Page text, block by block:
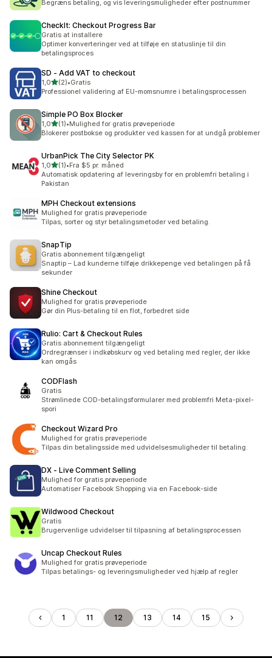
Begræns betaling, og vis leveringsmuligheder efter postnummer
CheckIt: Checkout Progress Bar
Gratis at installere
Optimer konverteringer ved at tilføje en statuslinje til din
betalingsproces
SD ‑ Add VAT to checkout
1,0ud af 5 stjerner
(2)
2 anmeldelser i alt
•Gratis
Professionel validering af EU-momsnumre i betalingsprocessen
Simple PO Box Blocker
1,0ud af 5 stjerner
(1)
1 anmeldelser i alt
•Mulighed for gratis prøveperiode
Blokerer postbokse og produkter ved kassen for at undgå problemer
UrbanPick The City Selector PK
1,0ud af 5 stjerner
(1)
1 anmeldelser i alt
•Fra $5 pr. måned
Automatisk opdatering af leveringsby for en problemfri betaling i
Pakistan
MPH Checkout extensions
Mulighed for gratis prøveperiode
Tilpas, sorter og styr betalingsmetoder ved betaling.
SnapTip
Gratis abonnement tilgængeligt
Snaptip – Lad kunderne tilføje drikkepenge ved betalingen på få
sekunder
Shine Checkout
Mulighed for gratis prøveperiode
Gør din Plus-betaling til en flot, forbedret side
Rulio: Cart & Checkout Rules
Gratis abonnement tilgængeligt
Ordregrænser i indkøbskurv og ved betaling med regler, der ikke
kan omgås
CODFlash
Gratis
Strømlinede COD-betalingsformularer med problemfri Meta-pixel-
spori
Checkout Wizard Pro
Mulighed for gratis prøveperiode
Tilpas din betalingsside med udvidelsesmuligheder til betaling.
DX ‑ Live Comment Selling
Mulighed for gratis prøveperiode
Automatiser Facebook Shopping via en Facebook-side
Wildwood Checkout
Gratis
Brugervenlige udvidelser til tilpasning af betalingsprocessen
Uncap Checkout Rules
Mulighed for gratis prøveperiode
Tilpas betalings- og leveringsmuligheder ved hjælp af regler
1 11 12 13 14 15